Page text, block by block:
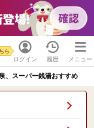
ログイン
ら
履歴 メニュー
、スーパー銭湯おすすめ